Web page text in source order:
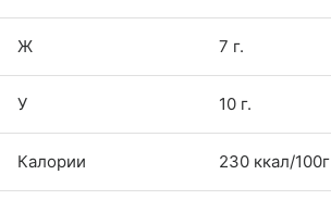
Ж 7 г.
У 10 г.
Калории 230 ккал/100г